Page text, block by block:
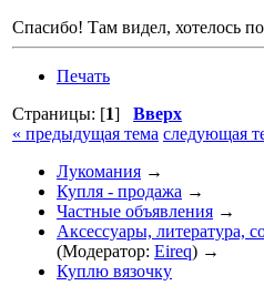
Спасибо! Там видел, хотелось
Печать
Страницы: [1] Вверх
« предыдущая тема следующая
Лукомания →
Купля - продажа →
Частные объявления →
Аксессуары, литература,
(Модератор: Eireq) →
Куплю вязочку